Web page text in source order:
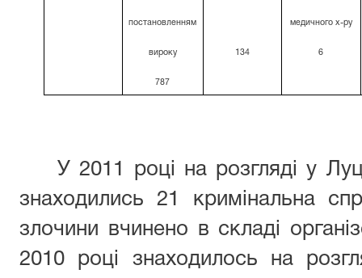
постановленням
вироку
787
134
медичного х-ру
6
У 2011 році на розгляді у
знаходились 21 кримінальна
злочини вчинено в складі
2010 році знаходилось на